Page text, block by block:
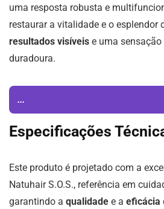
uma resposta robusta e
restaurar a vitalidade e o esplendor
resultados visíveis e uma sensação
duradoura.
...
Especificações
Este produto é projetado com a
Natuhair S.O.S., referência em
garantindo a qualidade e a eficácia